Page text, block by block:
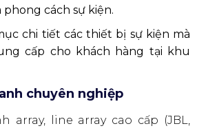
cách sự kiện.
chi tiết các thiết bị sự kiện mà
cấp cho khách hàng tại khu
chuyên nghiệp
array, line array cao cấp (JBL,